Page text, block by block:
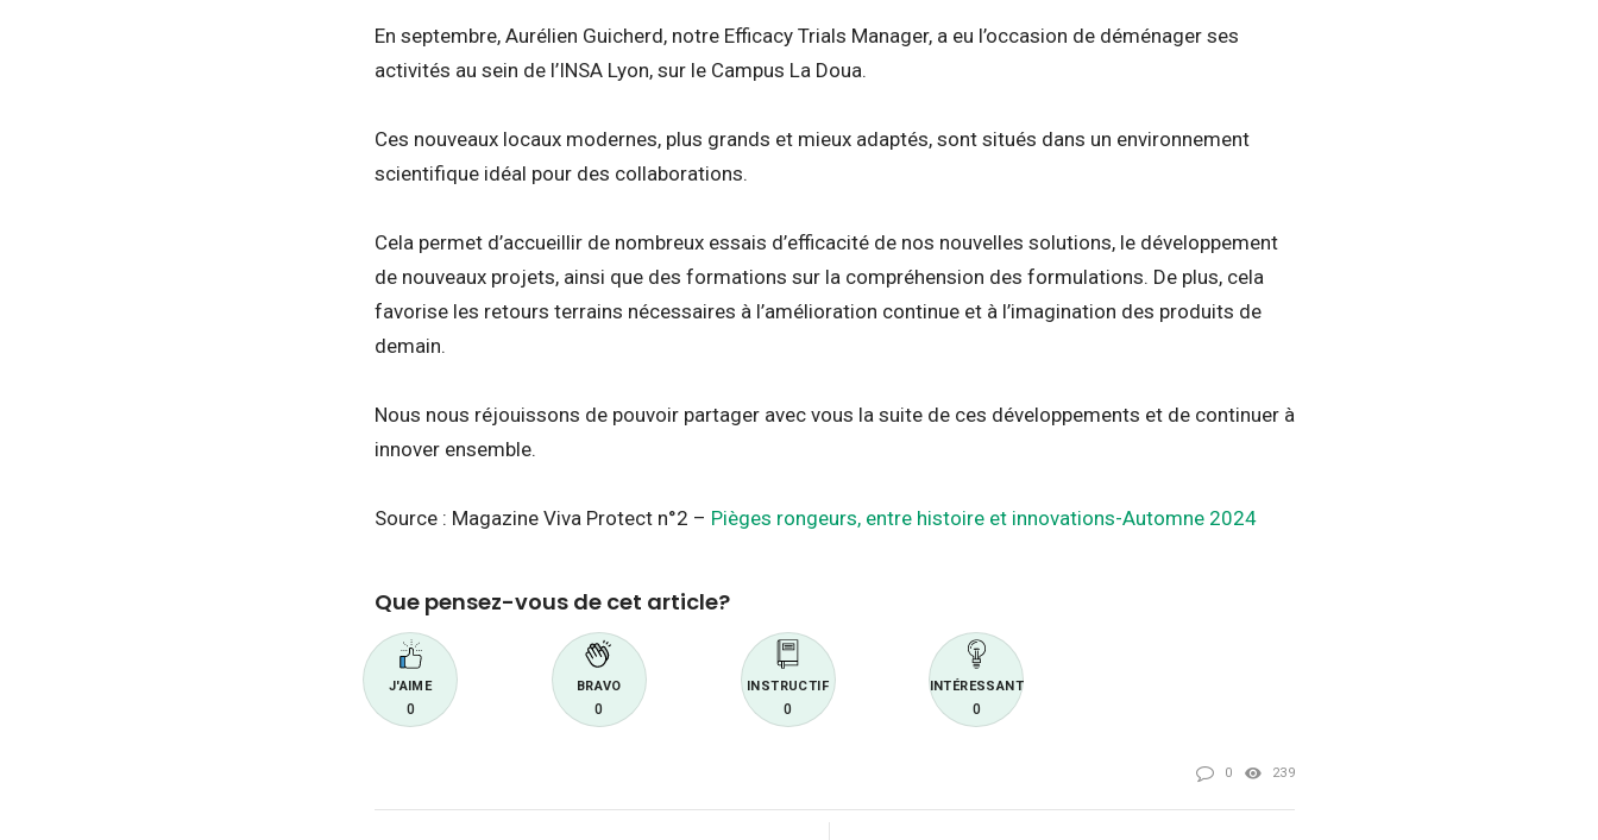
En septembre, Aurélien Guicherd, notre Efficacy Trials Manager, a eu l’occasion de déménager ses
activités au sein de l’INSA Lyon, sur le Campus La Doua.
Ces nouveaux locaux modernes, plus grands et mieux adaptés, sont situés dans un environnement
scientifique idéal pour des collaborations.
Cela permet d’accueillir de nombreux essais d’efficacité de nos nouvelles solutions, le développement
de nouveaux projets, ainsi que des formations sur la compréhension des formulations. De plus, cela
favorise les retours terrains nécessaires à l’amélioration continue et à l’imagination des produits de
demain.
Nous nous réjouissons de pouvoir partager avec vous la suite de ces développements et de continuer à
innover ensemble.
Source : Magazine Viva Protect n°2 – Pièges rongeurs, entre histoire et innovations-Automne 2024
Que pensez-vous de cet article?
J'AIME
0
BRAVO
0
INSTRUCTIF
0
INTÉRESSANT
0
0 239